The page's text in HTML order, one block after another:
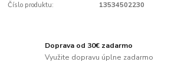
Číslo produktu: 13534502230
Doprava od 30€ zadarmo
Využite dopravu úplne zadarmo